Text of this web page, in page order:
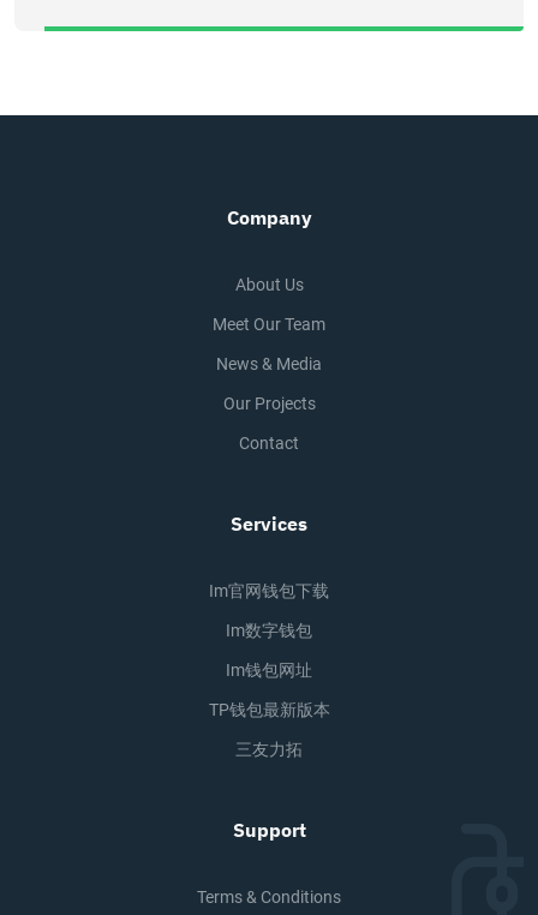
Company
About Us
Meet Our Team
News & Media
Our Projects
Contact
Services
Im官网钱包下载
Im数字钱包
Im钱包网址
TP钱包最新版本
三友力拓
Support
Terms & Conditions